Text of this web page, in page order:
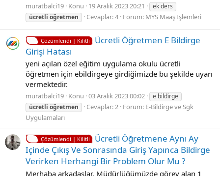
muratbalci19 Konu 19 Aralık 2023 20:21
ek ders
ücretli öğretmen Cevaplar: 4 Forum: MYS Maaş İşlemleri
Çözümlendi | Kilitli
Ücretli Öğretmen E Bildirge
Girişi Hatası
yeni açılan özel eğitim uygulama okulu ücretli
öğretmen için ebildirgeye girdiğimizde bu şekilde uyarı
vermektedir.
muratbalci19 Konu 03 Aralık 2023 00:02
e bildirge
ücretli öğretmen Cevaplar: 2 Forum: E-Bildirge ve Sgk
Uygulamaları
Çözümlendi | Kilitli
Ücretli Öğretmene Aynı Ay
Içinde Çıkış Ve Sonrasında Giriş Yapınca Bildirge
Verirken Herhangi Bir Problem Olur Mu ?
Merhaba arkadaşlar, Müdürlüğümüzde görev alan 1